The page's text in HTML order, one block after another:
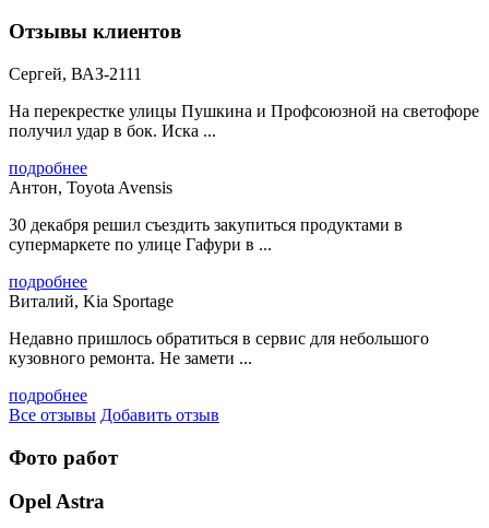
Отзывы клиентов
Сергей, ВАЗ-2111
На перекрестке улицы Пушкина и Профсоюзной на светофоре
получил удар в бок. Иска ...
подробнее
Антон, Toyota Avensis
30 декабря решил съездить закупиться продуктами в
супермаркете по улице Гафури в ...
подробнее
Виталий, Kia Sportage
Недавно пришлось обратиться в сервис для небольшого
кузовного ремонта. Не замети ...
подробнее
Все отзывы Добавить отзыв
Фото работ
Opel Astra